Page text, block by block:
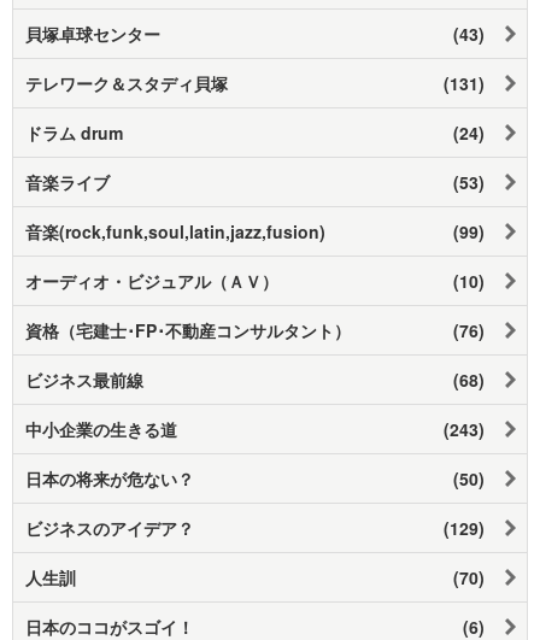
貝塚卓球センター (43)
テレワーク＆スタディ貝塚 (131)
ドラム drum (24)
音楽ライブ (53)
音楽(rock,funk,soul,latin,jazz,fusion) (99)
オーディオ・ビジュアル（ＡＶ） (10)
資格（宅建士･FP･不動産コンサルタント） (76)
ビジネス最前線 (68)
中小企業の生きる道 (243)
日本の将来が危ない？ (50)
ビジネスのアイデア？ (129)
人生訓 (70)
日本のココがスゴイ！ (6)